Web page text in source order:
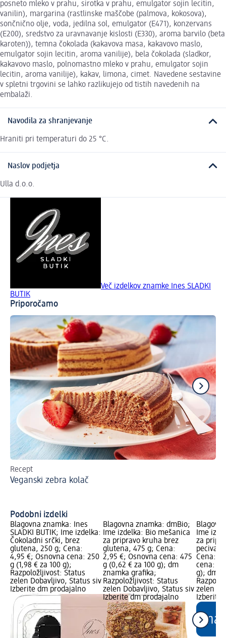
posneto mleko v prahu, sirotka v prahu, emulgator sojin lecitin,
vanilin), margarina (rastlinske maščobe (palmova, kokosova),
sončnično olje, voda, jedilna sol, emulgator (E471), konzervans
(E200), sredstvo za uravnavanje kislosti (E330), aroma barvilo (beta
karoten)), temna čokolada (kakavova masa, kakavovo maslo,
emulgator sojin lecitin, aroma vanilije), bela čokolada (sladkor,
kakavovo maslo, polnomastno mleko v prahu, emulgator sojin
lecitin, aroma vanilije), kakav, limona, cimet. Navedene sestavine
v spletni trgovini se lahko razlikujejo od tistih navedenih na
embalaži.
Navodila za shranjevanje
Hraniti pri temperaturi do 25 °C.
Naslov podjetja
Ulla d.o.o.
Več izdelkov znamke Ines SLADKI
BUTIK
Priporočamo
Recept
Veganski zebra kolač
Podobni izdelki
Blagovna znamka: Ines
SLADKI BUTIK; Ime izdelka:
Čokoladni srčki, brez
glutena, 250 g; Cena:
4,95 €; Osnovna cena: 250
g (1,98 € za 100 g);
Razpoložljivost: Status
zelen Dobavljivo, Status siv
Izberite dm prodajalno
Blagovna znamka: dmBio;
Ime izdelka: Bio mešanica
za pripravo kruha brez
glutena, 475 g; Cena:
2,95 €; Osnovna cena: 475
g (0,62 € za 100 g); dm
znamka grafika;
Razpoložljivost: Status
zelen Dobavljivo, Status siv
Izberite dm prodajalno
Ime
za
peciva,
Cena:
cena:
g); dm
zelen
Izberite